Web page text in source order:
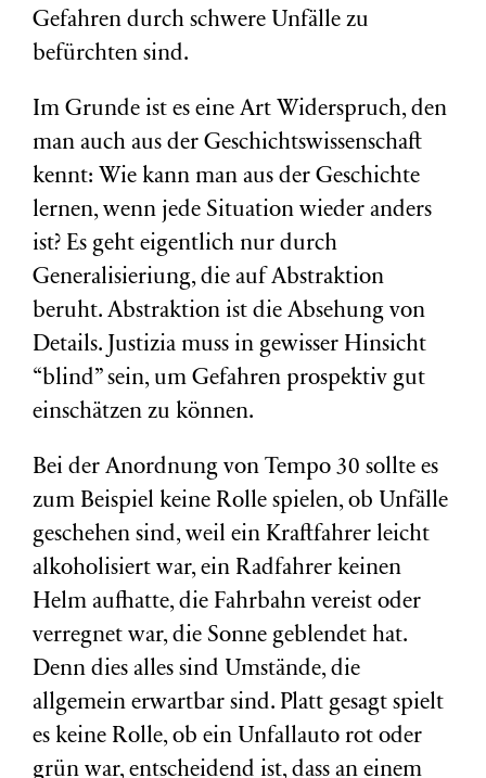
Gefahren durch schwere Unfälle zu
befürchten sind.
Im Grunde ist es eine Art Widerspruch, den
man auch aus der Geschichtswissenschaft
kennt: Wie kann man aus der Geschichte
lernen, wenn jede Situation wieder anders
ist? Es geht eigentlich nur durch
Generalisieriung, die auf Abstraktion
beruht. Abstraktion ist die Absehung von
Details. Justizia muss in gewisser Hinsicht
“blind” sein, um Gefahren prospektiv gut
einschätzen zu können.
Bei der Anordnung von Tempo 30 sollte es
zum Beispiel keine Rolle spielen, ob Unfälle
geschehen sind, weil ein Kraftfahrer leicht
alkoholisiert war, ein Radfahrer keinen
Helm aufhatte, die Fahrbahn vereist oder
verregnet war, die Sonne geblendet hat.
Denn dies alles sind Umstände, die
allgemein erwartbar sind. Platt gesagt spielt
es keine Rolle, ob ein Unfallauto rot oder
grün war, entscheidend ist, dass an einem